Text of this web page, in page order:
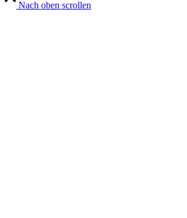
Nach oben scrollen